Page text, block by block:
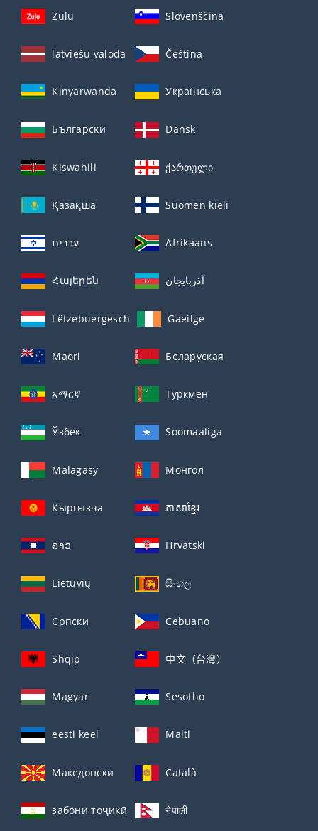
Zulu Slovenščina
latviešu valoda Čeština
Kinyarwanda Українська
Български Dansk
Kiswahili ქართული
Қазақша Suomen kieli
עברית Afrikaans
Հայերեն آذربايجان
Lëtzebuergesch Gaeilge
Maori Беларуская
አማርኛ Туркмен
Ўзбек Soomaaliga
Malagasy Монгол
Кыргызча ភាសាខ្មែរ
ລາວ Hrvatski
Lietuvių සිංහල
Српски Cebuano
Shqip 中文（台灣）
Magyar Sesotho
eesti keel Malti
Македонски Català
забо́ни тоҷикӣ́ नेपाली